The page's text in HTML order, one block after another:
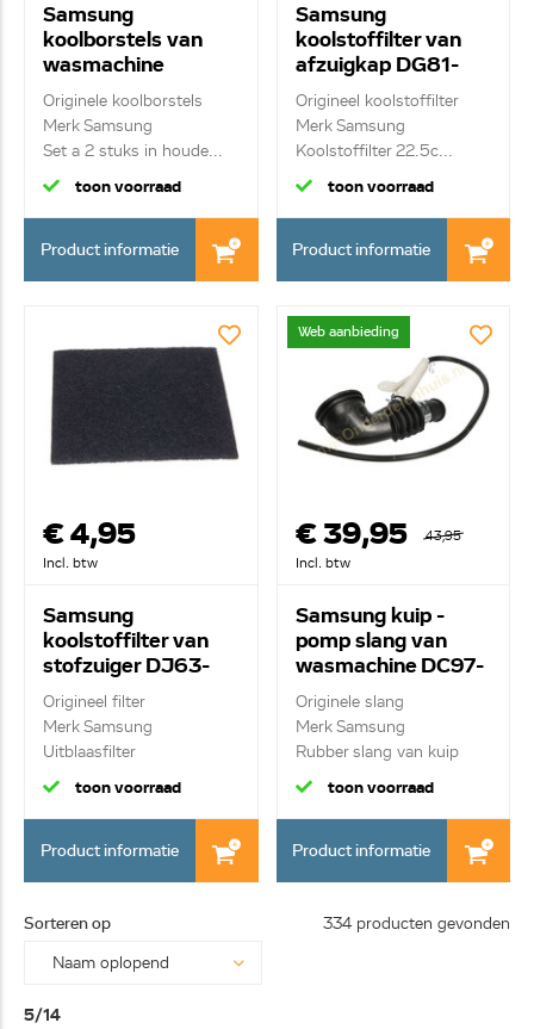
Samsung
koolborstels van
wasmachine
C00196544
Originele koolborstels
Merk Samsung
Set a 2 stuks in houde...
toon voorraad
Product informatie
Samsung
koolstoffilter van
afzuigkap DG81-
02294A
Origineel koolstoffilter
Merk Samsung
Koolstoffilter 22.5c...
toon voorraad
Product informatie
€ 4,95
Incl. btw
Samsung
koolstoffilter van
stofzuiger DJ63-
00651C
Origineel filter
Merk Samsung
Uitblaasfilter
toon voorraad
Product informatie
Web aanbieding
€ 39,95
43,95
Incl. btw
Samsung kuip -
pomp slang van
wasmachine DC97-
17330A
Originele slang
Merk Samsung
Rubber slang van kuip
naar po...
toon voorraad
Product informatie
Sorteren op 334 producten gevonden
5/14